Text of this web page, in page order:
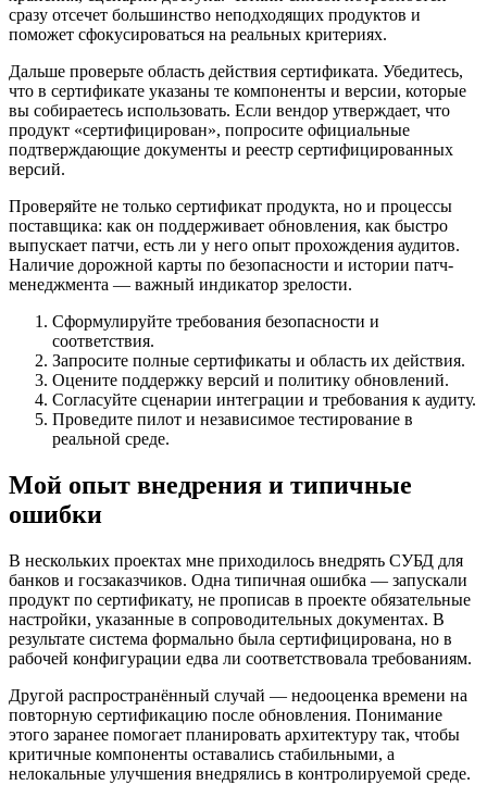
сразу отсечет большинство неподходящих продуктов и
поможет сфокусироваться на реальных критериях.
Дальше проверьте область действия сертификата. Убедитесь,
что в сертификате указаны те компоненты и версии, которые
вы собираетесь использовать. Если вендор утверждает, что
продукт «сертифицирован», попросите официальные
подтверждающие документы и реестр сертифицированных
версий.
Проверяйте не только сертификат продукта, но и процессы
поставщика: как он поддерживает обновления, как быстро
выпускает патчи, есть ли у него опыт прохождения аудитов.
Наличие дорожной карты по безопасности и истории патч-
менеджмента — важный индикатор зрелости.
Сформулируйте требования безопасности и
соответствия.
Запросите полные сертификаты и область их действия.
Оцените поддержку версий и политику обновлений.
Согласуйте сценарии интеграции и требования к аудиту.
Проведите пилот и независимое тестирование в
реальной среде.
Мой опыт внедрения и типичные
ошибки
В нескольких проектах мне приходилось внедрять СУБД для
банков и госзаказчиков. Одна типичная ошибка — запускали
продукт по сертификату, не прописав в проекте обязательные
настройки, указанные в сопроводительных документах. В
результате система формально была сертифицирована, но в
рабочей конфигурации едва ли соответствовала требованиям.
Другой распространённый случай — недооценка времени на
повторную сертификацию после обновления. Понимание
этого заранее помогает планировать архитектуру так, чтобы
критичные компоненты оставались стабильными, а
нелокальные улучшения внедрялись в контролируемой среде.